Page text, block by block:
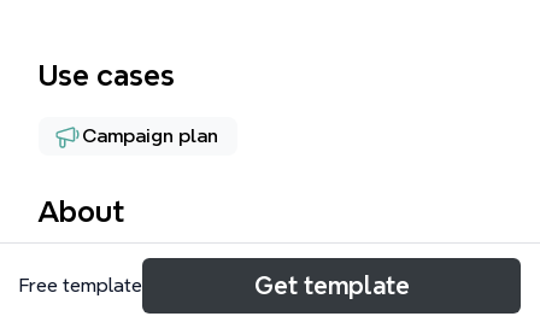
Use cases
Campaign plan
About
「名もなき広告」は、広告業界のプロフェッショナル
やマーケティング担当者向けに、効果的な広告戦略を
Free template Get template